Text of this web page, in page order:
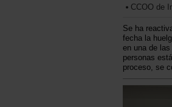
CCOO de
Se ha
fecha la
en una de
personas
proceso, se